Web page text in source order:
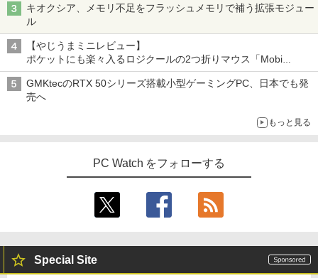
キオクシア、メモリ不足をフラッシュメモリで補う拡張モジュー
ル
【やじうまミニレビュー】
ポケットにも楽々入るロジクールの2つ折りマウス「Mobi
Fold」。その気になるギミックとは？
GMKtecのRTX 50シリーズ搭載小型ゲーミングPC、日本でも発
売へ
もっと見る
PC Watch をフォローする
Special Site